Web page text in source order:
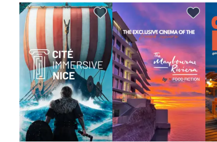
London
Erlebnisse und Städte
São Paulo
Seoul
Stadttouren
Konzerte